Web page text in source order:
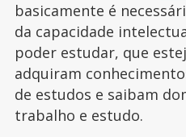
basicamente é
da capacidade
poder estudar, que
adquiram
de estudos e saibam
trabalho e estudo.